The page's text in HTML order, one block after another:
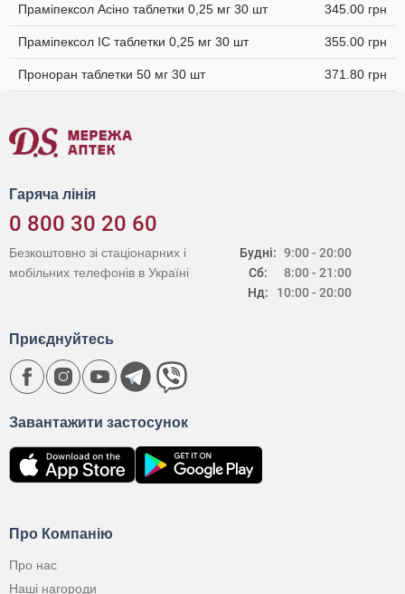
Праміпексол Асіно таблетки 0,25 мг 30 шт 345.00 грн
Праміпексол IC таблетки 0,25 мг 30 шт 355.00 грн
Проноран таблетки 50 мг 30 шт 371.80 грн
Гаряча лінія
0 800 30 20 60
Будні:
Сб:
Нд:
9:00 - 20:00
8:00 - 21:00
10:00 - 20:00
Безкоштовно зі стаціонарних і
мобільних телефонів в Україні
Про Компанію
Про нас
Наші нагороди
Завантажити застосунок
Приєднуйтесь